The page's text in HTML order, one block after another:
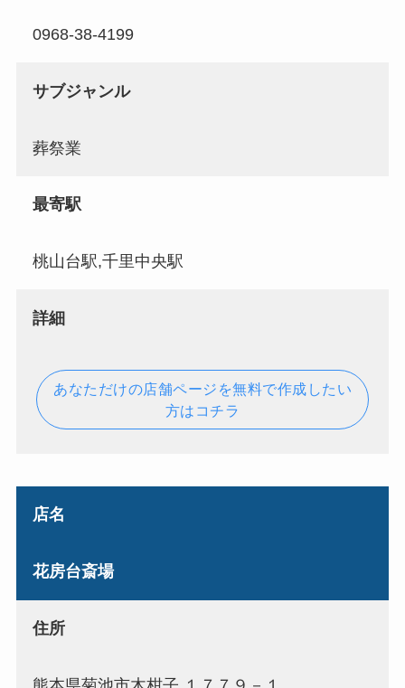
0968-38-4199
サブジャンル
葬祭業
最寄駅
桃山台駅,千里中央駅
詳細
あなただけの店舗ページを無料で作成したい
方はコチラ
店名
花房台斎場
住所